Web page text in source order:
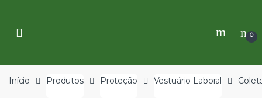
navigation
content
0
Início Produtos Proteção Vestuário Laboral